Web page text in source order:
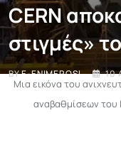
CERN
στιγμές»
BYE-ENIMEROSI 10
Μια εικόνα του
αναβαθμίσεων του